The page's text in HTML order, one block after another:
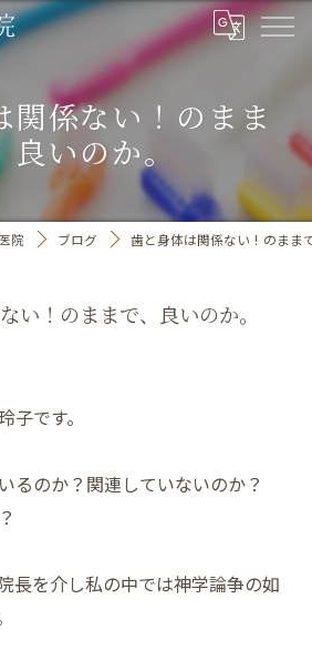
関係ない！のまま
良いのか。
院 ブログ 歯と身体は関係ない！のまま
い！のままで、良いのか。
子です。
るのか？関連していないのか？
長を介し私の中では神学論争の如